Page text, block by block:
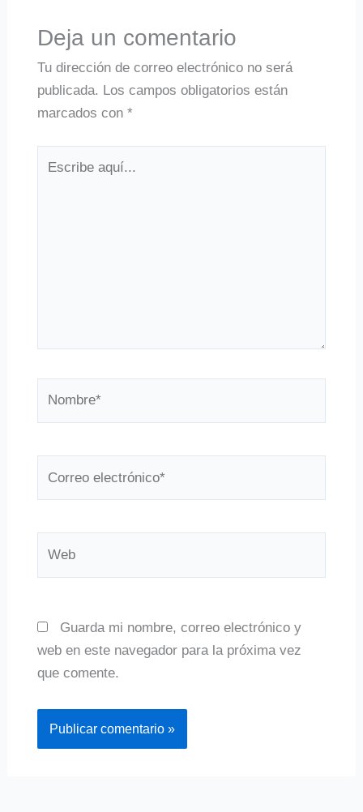
Deja un comentario
Tu dirección de correo electrónico no será
publicada. Los campos obligatorios están
marcados con *
Guarda mi nombre, correo electrónico y
web en este navegador para la próxima vez
que comente.